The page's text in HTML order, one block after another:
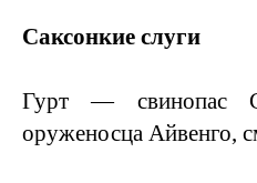
Саксонкие слуги
Гурт — свинопас
оруженосца Айвенго,